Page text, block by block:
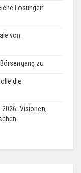
Lösungen
von
zu
die
Visionen,